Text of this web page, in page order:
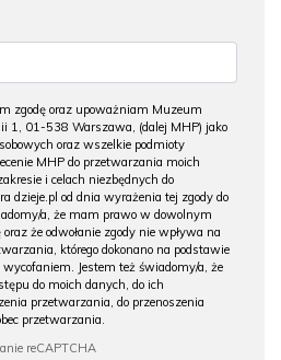
zgodę oraz upoważniam Muzeum
1, 01-538 Warszawa, (dalej MHP) jako
oraz wszelkie podmioty
MHP do przetwarzania moich
i celach niezbędnych do
dzieje.pl od dnia wyrażenia tej zgody do
a, że mam prawo w dowolnym
oraz że odwołanie zgody nie wpływa na
którego dokonano na podstawie
wycofaniem. Jestem też świadomy/a, że
do moich danych, do ich
przetwarzania, do przenoszenia
przetwarzania.